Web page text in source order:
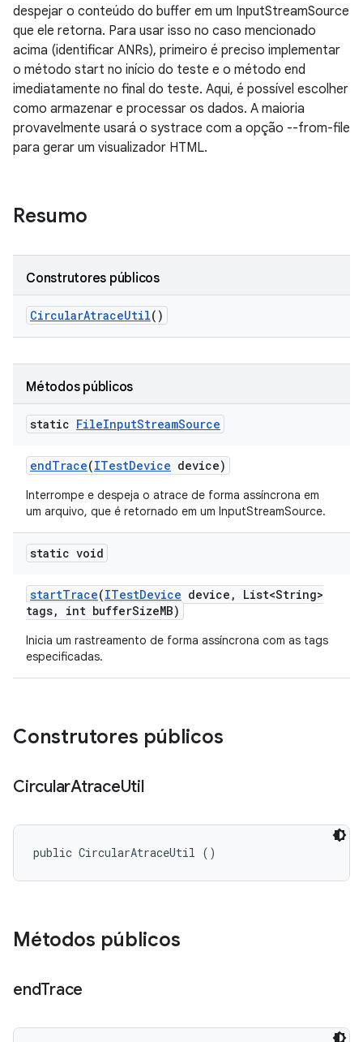
despejar o conteúdo do buffer em um InputStreamSource
que ele retorna. Para usar isso no caso mencionado
acima (identificar ANRs), primeiro é preciso implementar
o método start no início do teste e o método end
imediatamente no final do teste. Aqui, é possível escolher
como armazenar e processar os dados. A maioria
provavelmente usará o systrace com a opção --from-file
para gerar um visualizador HTML.
Resumo
Construtores públicos
CircularAtraceUtil()
Métodos públicos
static FileInputStreamSource
endTrace(ITestDevice device)
Interrompe e despeja o atrace de forma assíncrona em
um arquivo, que é retornado em um InputStreamSource.
static void
startTrace(ITestDevice device ,
List<String>
tags, int bufferSizeMB)
Inicia um rastreamento de forma assíncrona com as tags
especificadas.
Construtores públicos
CircularAtraceUtil
public CircularAtraceUtil ()
Métodos públicos
endTrace